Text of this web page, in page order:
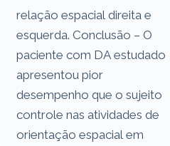
relação espacial direita e
esquerda. Conclusão – O
paciente com DA estudado
apresentou pior
desempenho que o sujeito
controle nas atividades de
orientação espacial em